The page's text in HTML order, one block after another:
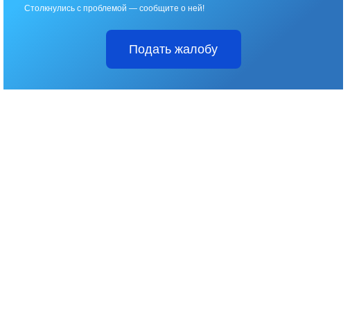
Столкнулись с проблемой — сообщите о ней!
Подать жалобу